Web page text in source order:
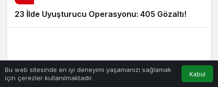
23 İlde Uyuşturucu Operasyonu: 405 Gözaltı!
Bu web sitesinde en iyi deneyimi yaşamanızı sağlamak
için çerezler kullanılmaktadır.
Kabul